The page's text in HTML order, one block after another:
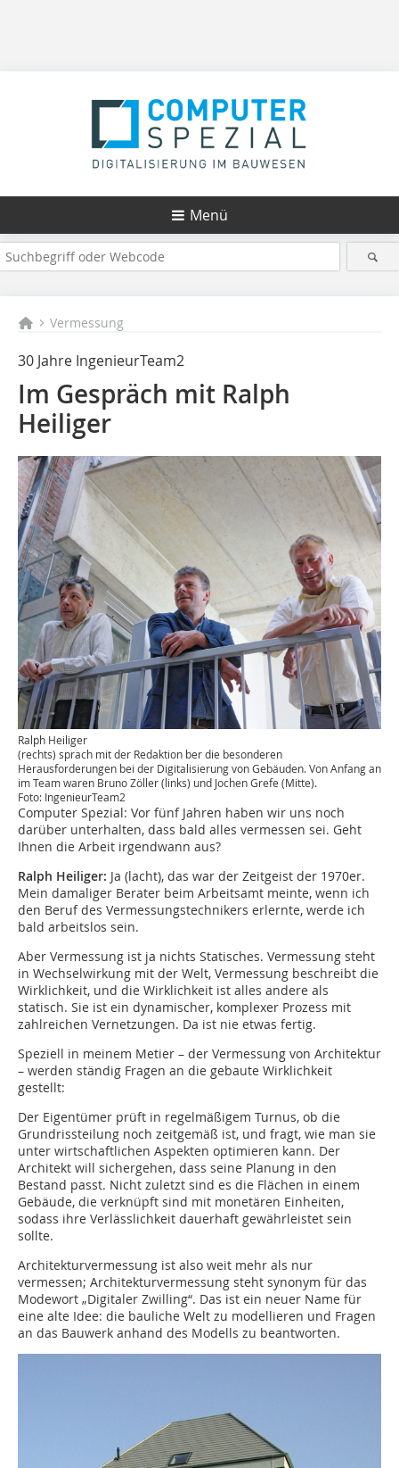
Menü
Vermessung
30 Jahre IngenieurTeam2
Im Gespräch mit Ralph
Heiliger
Ralph Heiliger
(rechts) sprach mit der Redaktion ber die besonderen
Herausforderungen bei der Digitalisierung von Gebäuden. Von Anfang an
im Team waren Bruno Zöller (links) und Jochen Grefe (Mitte).
Foto: IngenieurTeam2
Computer Spezial: Vor fünf Jahren haben wir uns noch
darüber unterhalten, dass bald alles vermessen sei. Geht
Ihnen die Arbeit irgendwann aus?
Ralph Heiliger: Ja (lacht), das war der Zeitgeist der 1970er.
Mein damaliger Berater beim Arbeitsamt meinte, wenn ich
den Beruf des Vermessungstechnikers erlernte, werde ich
bald arbeitslos sein.
Aber Vermessung ist ja nichts Statisches. Vermessung steht
in Wechselwirkung mit der Welt, Vermessung beschreibt die
Wirklichkeit, und die Wirklichkeit ist alles andere als
statisch. Sie ist ein dynamischer, komplexer Prozess mit
zahlreichen Vernetzungen. Da ist nie etwas fertig.
Speziell in meinem Metier – der Vermessung von Architektur
– werden ständig Fragen an die gebaute Wirklichkeit
gestellt:
Der Eigentümer prüft in regelmäßigem Turnus, ob die
Grundrissteilung noch zeitgemäß ist, und fragt, wie man sie
unter wirtschaftlichen Aspekten optimieren kann. Der
Architekt will sichergehen, dass seine Planung in den
Bestand passt. Nicht zuletzt sind es die Flächen in einem
Gebäude, die verknüpft sind mit monetären Einheiten,
sodass ihre Verlässlichkeit dauerhaft gewährleistet sein
sollte.
Architekturvermessung ist also weit mehr als nur
vermessen; Architekturvermessung steht synonym für das
Modewort „Digitaler Zwilling“. Das ist ein neuer Name für
eine alte Idee: die bauliche Welt zu modellieren und Fragen
an das Bauwerk anhand des Modells zu beantworten.